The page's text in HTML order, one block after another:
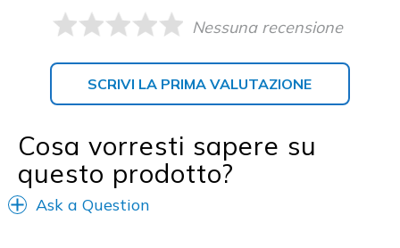
Nessuna recensione
SCRIVI LA PRIMA VALUTAZIONE
Cosa vorresti sapere su
questo prodotto?
Ask a Question